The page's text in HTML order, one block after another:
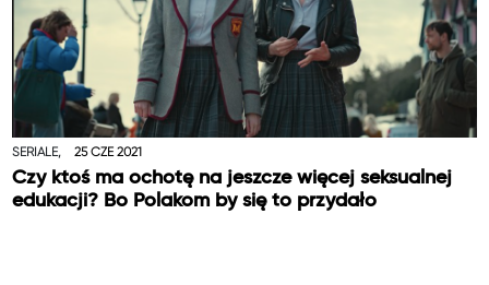
SERIALE, 25 CZE 2021
Czy ktoś ma ochotę na jeszcze więcej seksualnej
edukacji? Bo Polakom by się to przydało